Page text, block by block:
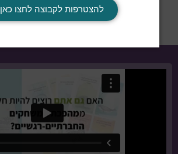
להצטרפות לקבוצה לחצו כאן